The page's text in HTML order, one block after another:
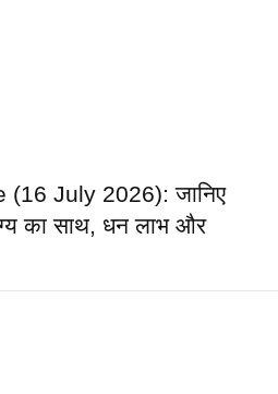
(16 July 2026): जानिए
का साथ, धन लाभ और